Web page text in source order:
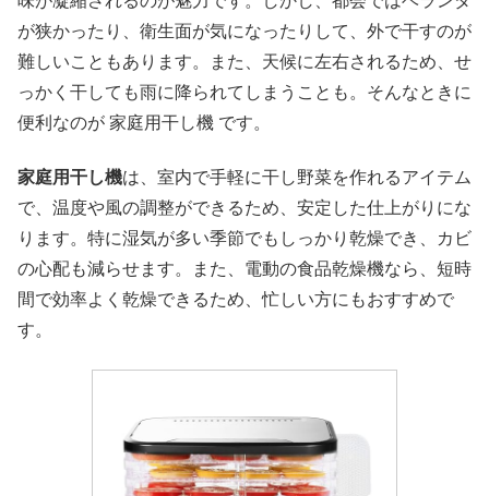
が狭かったり、衛生面が気になったりして、外で干すのが
難しいこともあります。また、天候に左右されるため、せ
っかく干しても雨に降られてしまうことも。そんなときに
便利なのが 家庭用干し機 です。
家庭用干し機は、室内で手軽に干し野菜を作れるアイテム
で、温度や風の調整ができるため、安定した仕上がりにな
ります。特に湿気が多い季節でもしっかり乾燥でき、カビ
の心配も減らせます。また、電動の食品乾燥機なら、短時
間で効率よく乾燥できるため、忙しい方にもおすすめで
す。